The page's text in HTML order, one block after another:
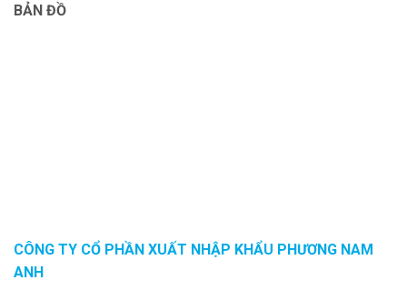
BẢN ĐỒ
CÔNG TY CỔ PHẦN XUẤT NHẬP KHẨU PHƯƠNG NAM
ANH